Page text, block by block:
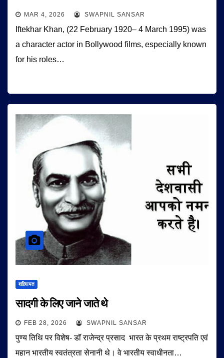
MAR 4, 2026 SWAPNIL SANSAR
Iftekhar Khan, (22 February 1920– 4 March 1995) was
a character actor in Bollywood films, especially known
for his roles…
शख़्सियत
सादगी के लिए जाने जाते थे
FEB 28, 2026 SWAPNIL SANSAR
पुण्य तिथि पर विशेष- डॉ राजेन्द्र प्रसाद भारत के प्रथम राष्ट्रपति एवं
महान भारतीय स्वतंत्रता सेनानी थे। वे भारतीय स्वाधीनता…